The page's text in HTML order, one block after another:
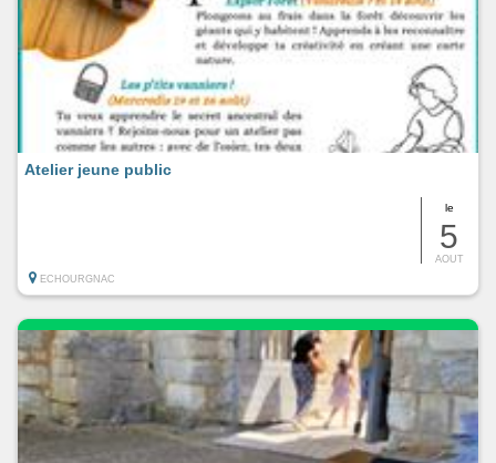
le
5
AOUT
Atelier jeune public
ECHOURGNAC